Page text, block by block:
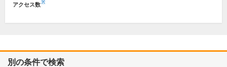
アクセス数※
別の条件で検索